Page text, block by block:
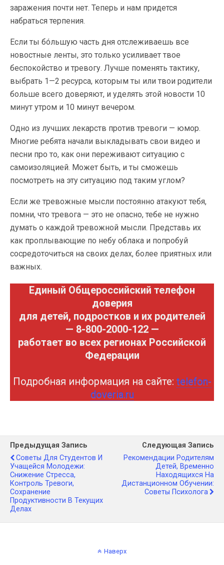
заражения почти нет. Теперь и нам придется
набраться терпения.
Если ты бóльшую часть дня отслеживаешь все
новостные ленты, это только усиливает твое
беспокойство и тревогу. Лучше поменять тактику,
выбрать 1—2 ресурса, которым ты или твои родители
больше всего доверяют, и уделять этой новости 10
минут утром и 10 минут вечером.
Одно из лучших лекарств против тревоги — юмор.
Многие ребята начали выкладывать свои видео и
песни про то, как они переживают ситуацию с
самоизоляцией. Может быть, и ты сможешь
посмотреть на эту ситуацию под таким углом?
Если же тревожные мысли постоянно атакуют тебя,
помни, что тревога — это не опасно, тебе не нужно
думать о каждой тревожной мысли. Представь их
как проплывающие по небу облака и попробуй
сосредоточиться на своих делах, более приятных или
важных.
Единый Общероссийский телефон
доверия
для детей, подростков и их родителей
— 8-800-2000-122 —
работает во всех регионах Российской
Федерации
Подробная информация на сайте: telefon-
doveria.ru
Предыдущая Запись
Советы Для Студентов И
Учащейся Молодежи:
Снижение Стресса,
Контроль Тревоги,
Сохранение
Продуктивности В Текущих
Делах
Следующая Запись
Рекомендации Родителям
Детей, Временно
Находящихся На
Дистанционном Обучении:
Советы Психолога
Наверх